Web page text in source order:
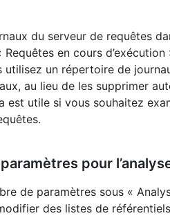
du serveur de requêtes
en cours
utilisez un répertoire de
au lieu de les supprimer
est utile si vous souhaitez
pour
de paramètres sous «
des listes de